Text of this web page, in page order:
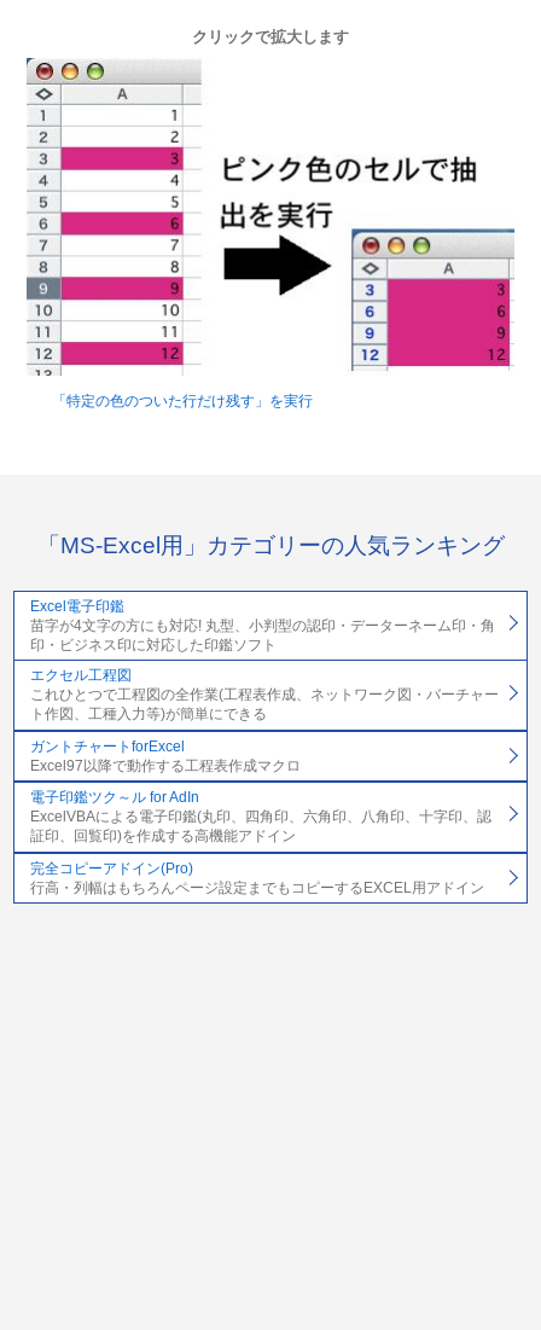
クリックで拡大します
「特定の色のついた行だけ残す」を実行
「MS-Excel用」カテゴリーの人気ランキング
Excel電子印鑑
苗字が4文字の方にも対応! 丸型、小判型の認印・データーネーム印・角
印・ビジネス印に対応した印鑑ソフト
エクセル工程図
これひとつで工程図の全作業(工程表作成、ネットワーク図・バーチャー
ト作図、工種入力等)が簡単にできる
ガントチャートforExcel
Excel97以降で動作する工程表作成マクロ
電子印鑑ツク～ル for AdIn
ExcelVBAによる電子印鑑(丸印、四角印、六角印、八角印、十字印、認
証印、回覧印)を作成する高機能アドイン
完全コピーアドイン(Pro)
行高・列幅はもちろんページ設定までもコピーするEXCEL用アドイン